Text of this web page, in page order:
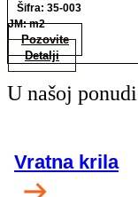
Šifra: 35-003
JM: m2
Pozovite
Detalji
U našoj ponudi
Vratna krila